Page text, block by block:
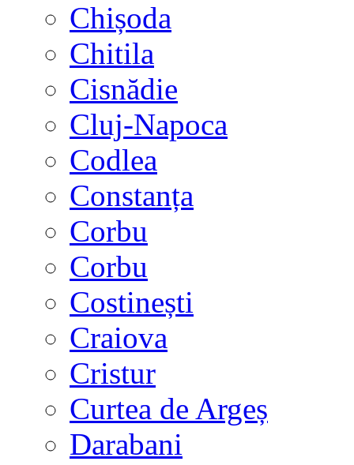
Chișoda
Chitila
Cisnădie
Cluj-Napoca
Codlea
Constanța
Corbu
Corbu
Costinești
Craiova
Cristur
Curtea de Argeș
Darabani